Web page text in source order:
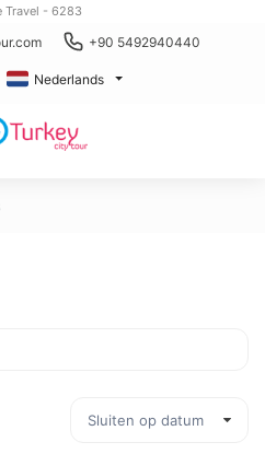
Travel - 6283
+90 5492940440
Nederlands